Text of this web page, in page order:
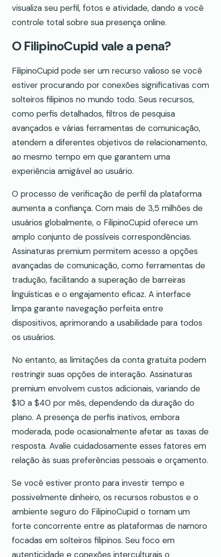
visualiza seu perfil, fotos e atividade, dando a você
controle total sobre sua presença online.
O FilipinoCupid vale a pena?
FilipinoCupid pode ser um recurso valioso se você
estiver procurando por conexões significativas com
solteiros filipinos no mundo todo. Seus recursos,
como perfis detalhados, filtros de pesquisa
avançados e várias ferramentas de comunicação,
atendem a diferentes objetivos de relacionamento,
ao mesmo tempo em que garantem uma
experiência amigável ao usuário.
O processo de verificação de perfil da plataforma
aumenta a confiança. Com mais de 3,5 milhões de
usuários globalmente, o FilipinoCupid oferece um
amplo conjunto de possíveis correspondências.
Assinaturas premium permitem acesso a opções
avançadas de comunicação, como ferramentas de
tradução, facilitando a superação de barreiras
linguísticas e o engajamento eficaz. A interface
limpa garante navegação perfeita entre
dispositivos, aprimorando a usabilidade para todos
os usuários.
No entanto, as limitações da conta gratuita podem
restringir suas opções de interação. Assinaturas
premium envolvem custos adicionais, variando de
$10 a $40 por mês, dependendo da duração do
plano. A presença de perfis inativos, embora
moderada, pode ocasionalmente afetar as taxas de
resposta. Avalie cuidadosamente esses fatores em
relação às suas preferências pessoais e orçamento.
Se você estiver pronto para investir tempo e
possivelmente dinheiro, os recursos robustos e o
ambiente seguro do FilipinoCupid o tornam um
forte concorrente entre as plataformas de namoro
focadas em solteiros filipinos. Seu foco em
autenticidade e conexões interculturais o